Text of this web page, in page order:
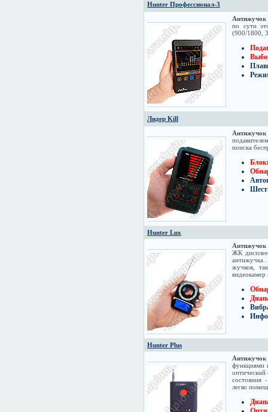
Hunter Профессионал-3
по сути
(900/1800,
Лидер Kill
поиска
Hunter Lux
ЖК
жучков,
Hunter Plus
функциями
оптический
состояния
легко